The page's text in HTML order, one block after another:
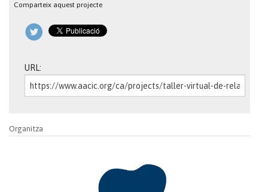
Comparteix aquest projecte
URL:
Organitza